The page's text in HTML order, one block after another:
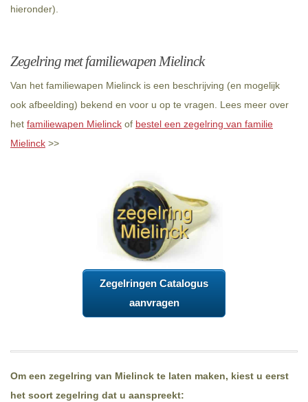
hieronder).
Zegelring met familiewapen Mielinck
Van het familiewapen Mielinck is een beschrijving (en mogelijk
ook afbeelding) bekend en voor u op te vragen. Lees meer over
het familiewapen Mielinck of bestel een zegelring van familie
Mielinck >>
Zegelringen Catalogus
aanvragen
Om een zegelring van Mielinck te laten maken, kiest u eerst
het soort zegelring dat u aanspreekt: